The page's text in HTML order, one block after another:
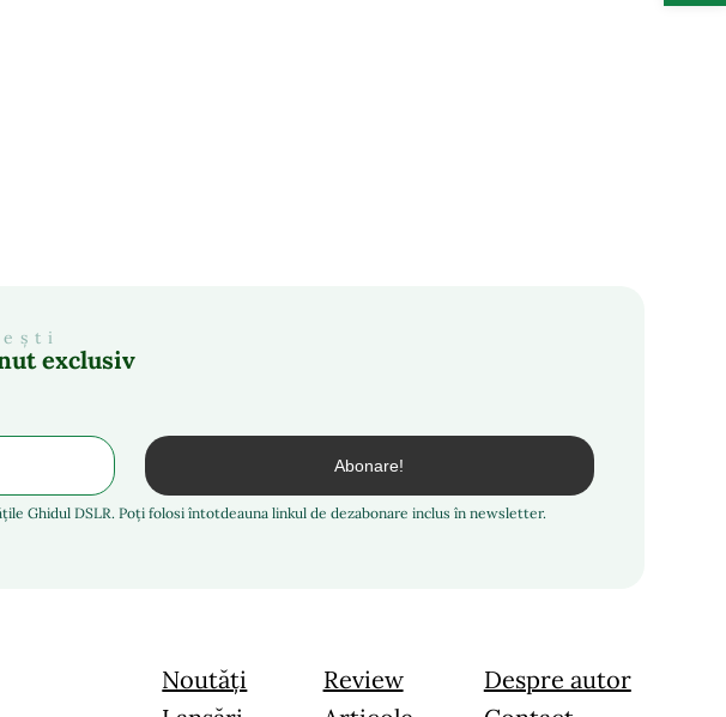
exclusiv
DSLR. Poți folosi întotdeauna linkul de dezabonare inclus în newsletter.
Noutăți
Review
Despre autor